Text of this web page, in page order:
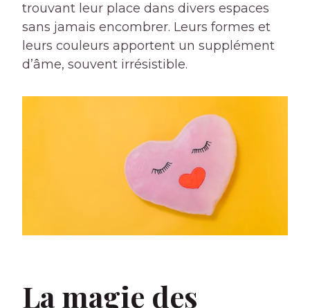
trouvant leur place dans divers espaces
sans jamais encombrer. Leurs formes et
leurs couleurs apportent un supplément
d’âme, souvent irrésistible.
La magie des